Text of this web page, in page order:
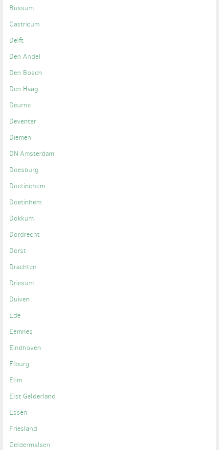
Bussum
Castricum
Delft
Den Andel
Den Bosch
Den Haag
Deurne
Deventer
Diemen
DN Amsterdam
Doesburg
Doetinchem
Doetinhem
Dokkum
Dordrecht
Dorst
Drachten
Driesum
Duiven
Ede
Eemnes
Eindhoven
Elburg
Elim
Elst Gelderland
Essen
Friesland
Geldermalsen